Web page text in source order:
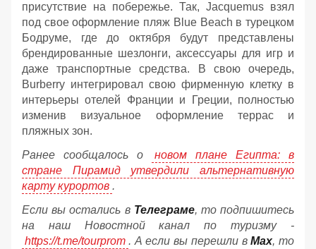
присутствие на побережье. Так, Jacquemus взял
под свое оформление пляж Blue Beach в турецком
Бодруме, где до октября будут представлены
брендированные шезлонги, аксессуары для игр и
даже транспортные средства. В свою очередь,
Burberry интегрировал свою фирменную клетку в
интерьеры отелей Франции и Греции, полностью
изменив визуальное оформление террас и
пляжных зон.
Ранее сообщалось о
новом плане Египта: в
стране Пирамид утвердили альтернативную
карту курортов .
Если вы остались в Телеграме, то подпишитесь
на наш Новостной канал по туризму -
https://t.me/tourprom . А если вы перешли вМах, то